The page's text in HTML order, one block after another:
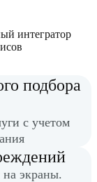
интегратор
подбора
с учетом
экраны.